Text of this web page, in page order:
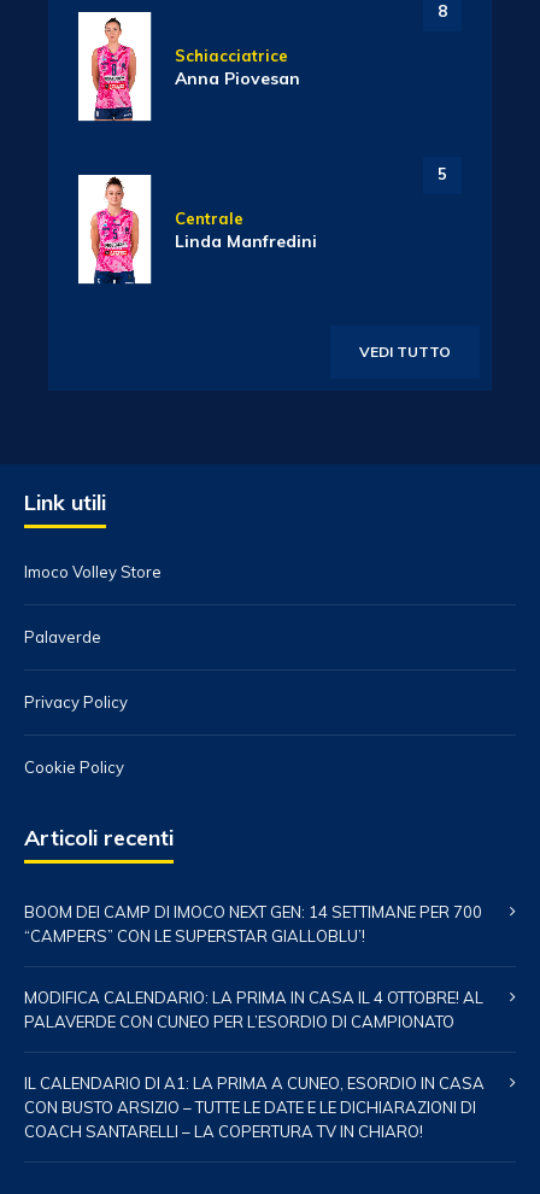
8
Schiacciatrice
Anna Piovesan
5
Centrale
Linda Manfredini
VEDI TUTTO
Link utili
Imoco Volley Store
Palaverde
Privacy Policy
Cookie Policy
Articoli recenti
BOOM DEI CAMP DI IMOCO NEXT GEN: 14 SETTIMANE PER 700
“CAMPERS” CON LE SUPERSTAR GIALLOBLU’!
MODIFICA CALENDARIO: LA PRIMA IN CASA IL 4 OTTOBRE! AL
PALAVERDE CON CUNEO PER L’ESORDIO DI CAMPIONATO
IL CALENDARIO DI A1: LA PRIMA A CUNEO, ESORDIO IN CASA
CON BUSTO ARSIZIO – TUTTE LE DATE E LE DICHIARAZIONI DI
COACH SANTARELLI – LA COPERTURA TV IN CHIARO!